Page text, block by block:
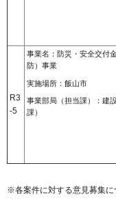
R3
-5
事業名：防災・安全交付
防）事業
実施場所：飯山市
事業部局（担当課）：建
課）
※各案件に対する意見募集に